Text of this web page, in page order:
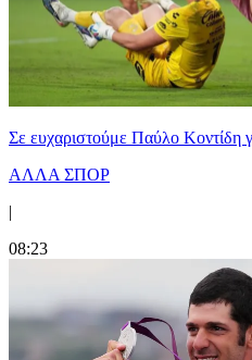
Σε ευχαριστούμε Παύλο Κοντίδη
ΑΛΛΑ ΣΠΟΡ
|
08:23